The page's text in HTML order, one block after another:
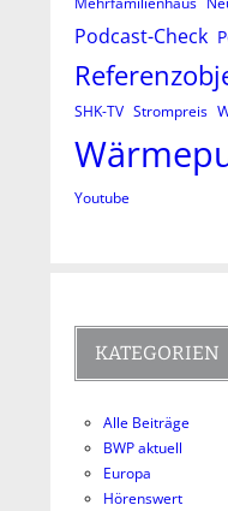
Podcast-Check
SHK-TV Strompreis
Youtube
KATEGORIEN
Alle Beiträge
BWP aktuell
Europa
Hörenswert